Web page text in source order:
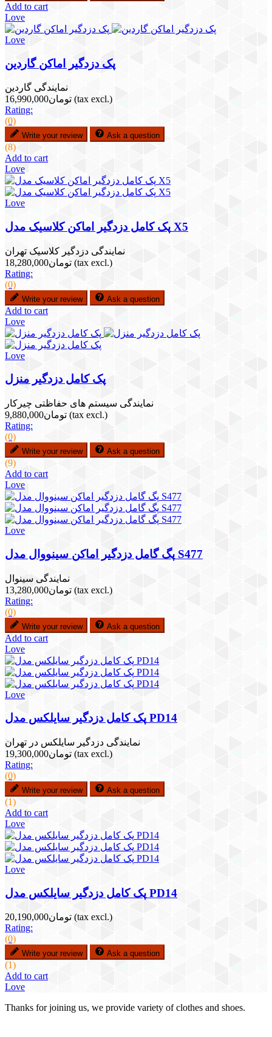
Add to cart
Love
Love
پک دزدگیر اماکن گاردین
نمایندگی گاردین
تومان16,990,000 (tax excl.)
Rating:
(0)
Write your review Ask a question
(8)
Add to cart
Love
Love
پک کامل دزدگیر اماکن کلاسیک مدل X5
نمایندگی دزدگیر کلاسیک تهران
تومان18,280,000 (tax excl.)
Rating:
(0)
Write your review Ask a question
Add to cart
Love
Love
پک کامل دزدگیر منزل
نمایندگی سیستم های حفاظتی چیرکار
تومان9,880,000 (tax excl.)
Rating:
(0)
Write your review Ask a question
(9)
Add to cart
Love
Love
پگ گامل دزدگیر اماکن سینووال مدل S477
نمایندگی سینوال
تومان13,280,000 (tax excl.)
Rating:
(0)
Write your review Ask a question
Add to cart
Love
Love
پک کامل دزدگیر سایلکس مدل PD14
نمایندگی دزدگیر سایلکس در تهران
تومان19,300,000 (tax excl.)
Rating:
(0)
Write your review Ask a question
(1)
Add to cart
Love
Love
پک کامل دزدگیر سایلکس مدل PD14
تومان20,190,000 (tax excl.)
Rating:
(0)
Write your review Ask a question
(1)
Add to cart
Love
Thanks for joining us, we provide variety of clothes and shoes.